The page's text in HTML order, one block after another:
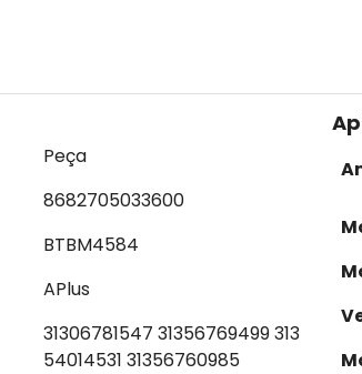
Peça
8682705033600
BTBM4584
APlus
31306781547 31356769499 313
54014531 31356760985